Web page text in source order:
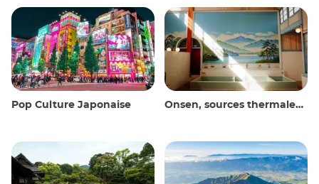
Pop Culture Japonaise Onsen, sources thermales et bains publics